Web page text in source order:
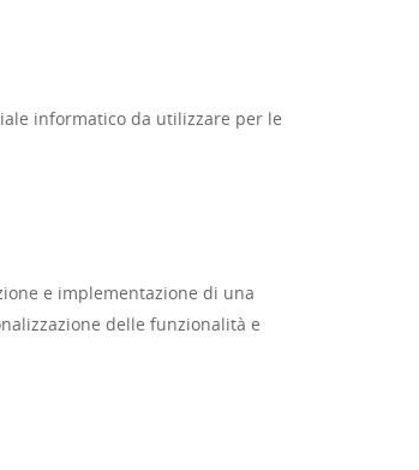
informatico da utilizzare per le
e implementazione di una
delle funzionalità e